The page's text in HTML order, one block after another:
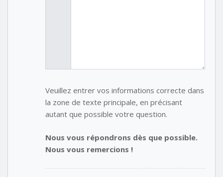
Veuillez entrer vos informations correcte dans
la zone de texte principale, en précisant
autant que possible votre question.
Nous vous répondrons dès que possible.
Nous vous remercions !